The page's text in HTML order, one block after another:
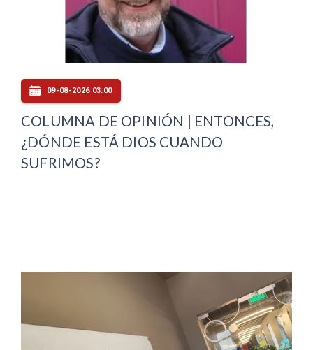
09-08-2026 03:00
COLUMNA DE OPINIÓN | ENTONCES,
¿DÓNDE ESTÁ DIOS CUANDO
SUFRIMOS?